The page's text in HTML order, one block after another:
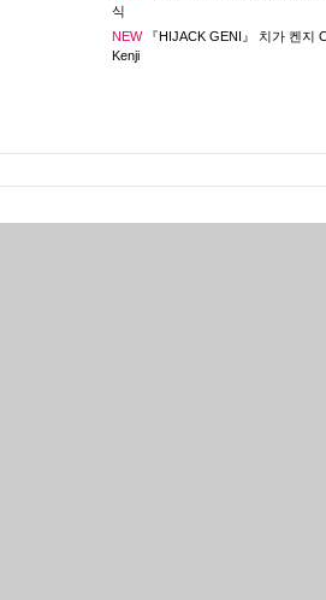
식
NEW
『HIJACK GENI』 치가 켄지
Kenji